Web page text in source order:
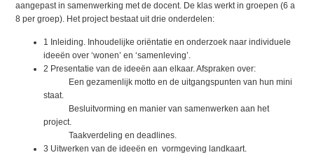
aangepast in samenwerking met de docent. De klas werkt in groepen (6 a
8 per groep). Het project bestaat uit drie onderdelen:
1 Inleiding. Inhoudelijke oriëntatie en onderzoek naar individuele
ideeën over ‘wonen’ en ‘samenleving’.
2 Presentatie van de ideeën aan elkaar. Afspraken over:
Een gezamenlijk motto en de uitgangspunten van hun mini
staat.
Besluitvorming en manier van samenwerken aan het
project.
Taakverdeling en deadlines.
3 Uitwerken van de ideeën en vormgeving landkaart.